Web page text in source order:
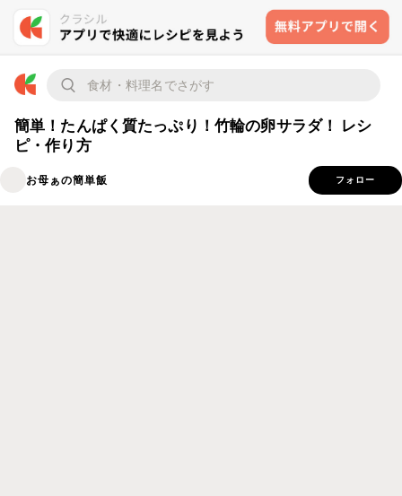
簡単！たんぱく質たっぷり！竹輪の卵サラダ！ レシ
ピ・作り方
お母ぁの簡単飯 フォロー